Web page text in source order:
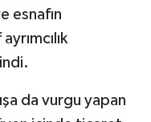
esnafın
da vurgu yapan